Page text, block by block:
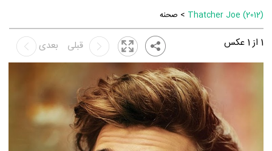
Thatcher Joe (2012) > صحنه
1 از1 عکس بعدی قبلی